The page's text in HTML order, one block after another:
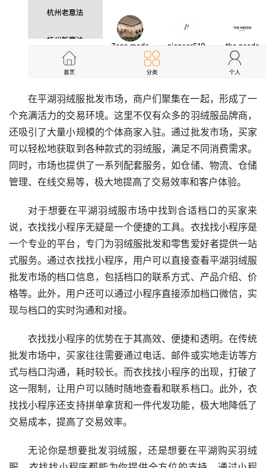
在平湖羽绒服批发市场，商户们聚集在一起，形成了一
个充满活力的交易环境。这里不仅有众多的羽绒服品牌商，
还吸引了大量小规模的个体商家入驻。通过批发市场，买家
可以轻松地获取到各种款式的羽绒服，满足不同消费需求。
同时，市场也提供了一系列配套服务，如仓储、物流、仓储
管理、在线交易等，极大地提高了交易效率和客户体验。
对于想要在平湖羽绒服市场中找到合适档口的买家来
说，衣找找小程序无疑是一个便捷的工具。衣找找小程序是
一个专业的平台，专门为羽绒服批发和零售爱好者提供一站
式服务。通过衣找找小程序，用户可以直接查看平湖羽绒服
批发市场的档口信息，包括档口的联系方式、产品介绍、价
格等。此外，用户还可以通过小程序直接添加档口微信，实
现与档口的实时沟通和对接。
衣找找小程序的优势在于其高效、便捷和透明。在传统
批发市场中，买家往往需要通过电话、邮件或实地走访等方
式与档口沟通，耗时较长。而衣找找小程序的出现，打破了
这一限制，让用户可以随时随地查看和联系档口。此外，衣
找找小程序还支持拼单拿货和一件代发功能，极大地降低了
交易成本，提高了交易效率。
无论你是想要批发羽绒服，还是想要在平湖购买羽绒